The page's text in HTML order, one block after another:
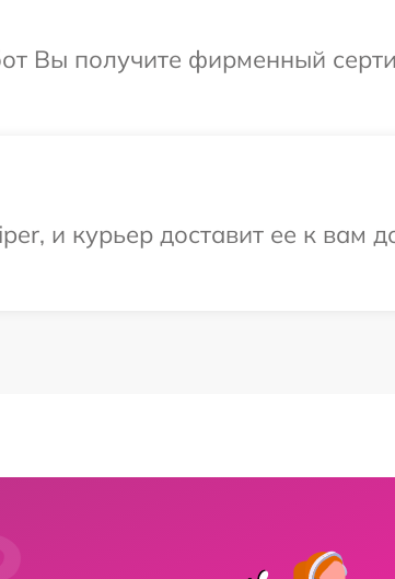
Вы получите фирменный
и курьер доставит ее к вам